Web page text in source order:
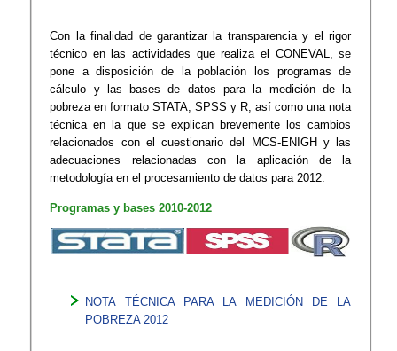
Con la finalidad de garantizar la transparencia y el rigor
técnico en las actividades que realiza el CONEVAL, se
pone a disposición de la población los programas de
cálculo y las bases de datos para la medición de la
pobreza en formato STATA, SPSS y R, así como una nota
técnica en la que se explican brevemente los cambios
relacionados con el cuestionario del MCS-ENIGH y las
adecuaciones relacionadas con la aplicación de la
metodología en el procesamiento de datos para 2012.
Programas y bases 2010-2012
NOTA TÉCNICA PARA ​LA MEDICIÓN DE LA
POBREZA 2012​